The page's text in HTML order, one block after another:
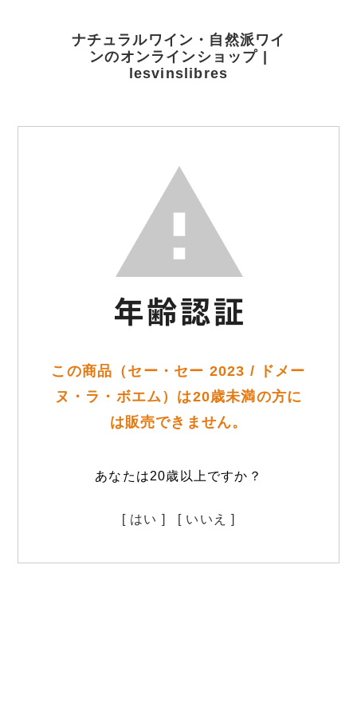
ナチュラルワイン・自然派ワイ
ンのオンラインショップ |
lesvinslibres
この商品（セー・セー 2023 / ドメー
ヌ・ラ・ボエム）は20歳未満の方に
は販売できません。
あなたは20歳以上ですか？
[ はい ] [ いいえ ]